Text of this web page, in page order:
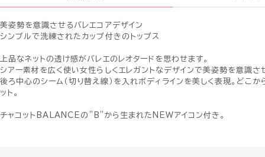
美姿勢を意識させるバレエコアデザイン
シンプルで洗練されたカップ付きのトップス
上品なネットの透け感がバレエのレオタードを思わせます。
シアー素材を広く使い女性らしくエレガントなデザインで美姿勢を意識さ
後ろ中心のシーム（切り替え線）を入れボディラインを美しく表現。どこ
ット。
チャコットBALANCEの”B”から生まれたNEWアイコン付き。